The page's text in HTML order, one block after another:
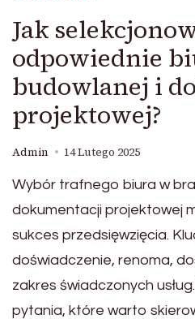
Jak
odpowiednie
budowlanej i
projektowej?
Admin 14 Lutego 2025
Wybór trafnego biura w
dokumentacji projektowej
sukces przedsięwzięcia.
doświadczenie, renoma,
zakres świadczonych
pytania, które warto